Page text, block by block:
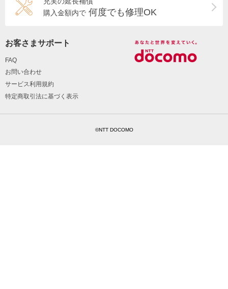
購入金額内で 何度でも修理OK
お客さまサポート
FAQ
お問い合わせ
サービス利用規約
特定商取引法に基づく表示
©NTT DOCOMO